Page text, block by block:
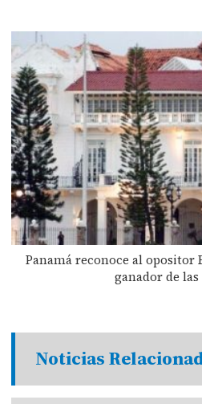
Panamá reconoce al opositor
ganador de
Noticias